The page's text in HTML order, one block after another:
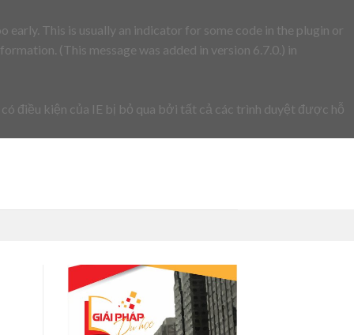
early. This is usually an indicator for some code in the plugin or
(This message was added in version 6.7.0.) in
điều kiện của IE bị bỏ qua bởi tất cả các trình duyệt được hỗ